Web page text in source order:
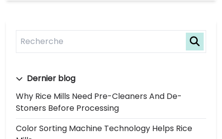
Dernier blog
Why Rice Mills Need Pre-Cleaners And De-
Stoners Before Processing
Color Sorting Machine Technology Helps Rice